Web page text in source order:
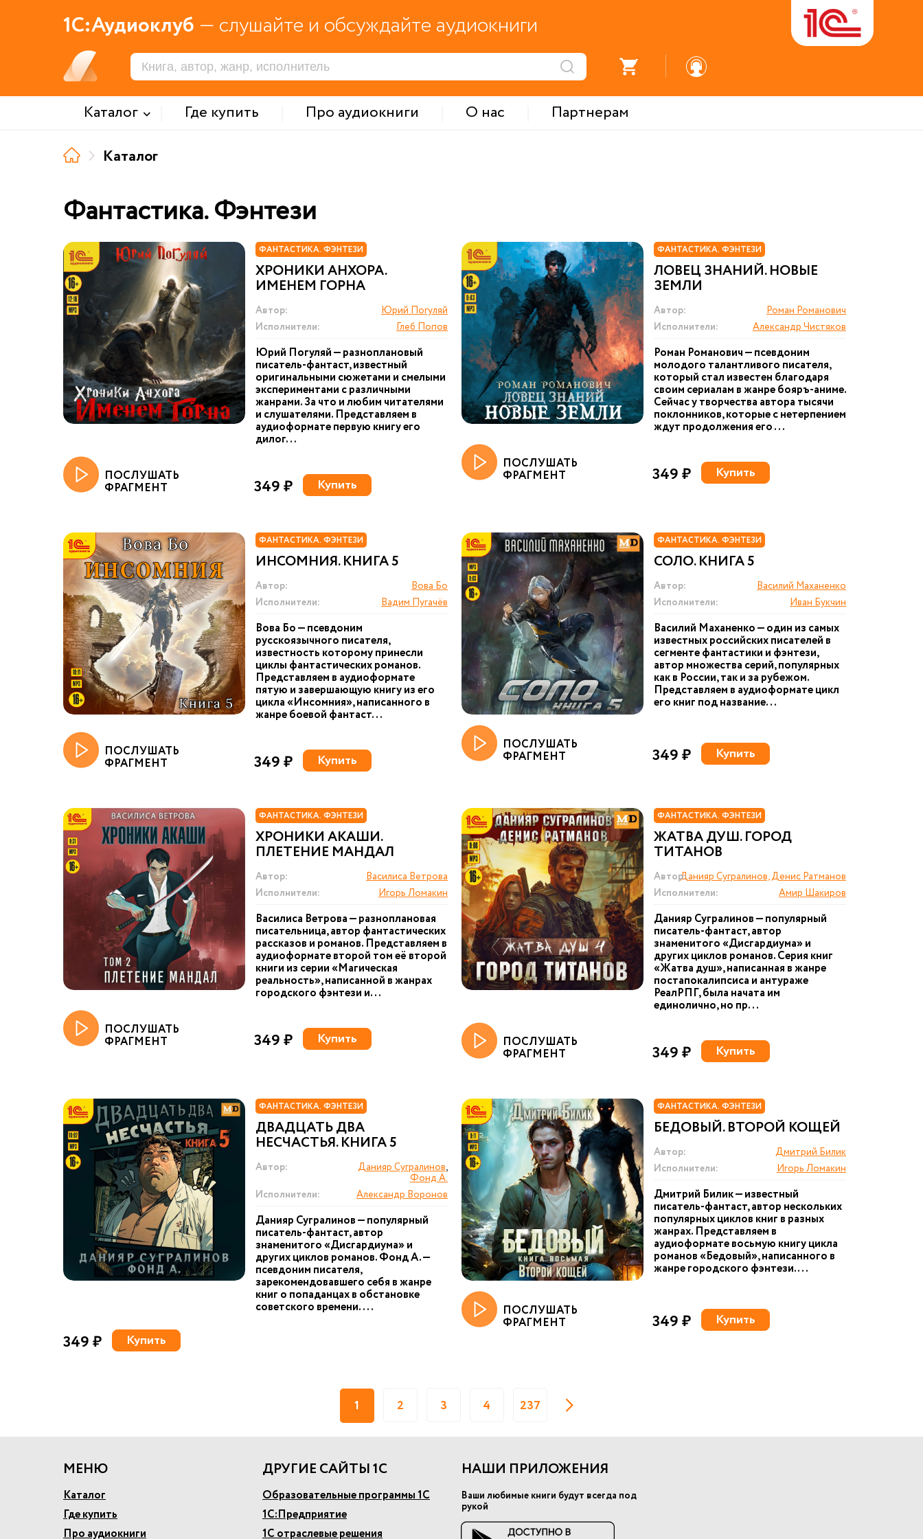
1С:Аудиоклуб — слушайте и обсуждайте аудиокниги
Каталог Где купить Про аудиокниги О нас
Партнерам
Каталог
Фантастика. Фэнтези
ФАНТАСТИКА. ФЭНТЕЗИ
ХРОНИКИ АНХОРА.
ИМЕНЕМ ГОРНА
Автор:
Юрий Погуляй
Исполнители:
Глеб Попов
Юрий Погуляй — разноплановый
писатель-фантаст, известный
оригинальными сюжетами и смелыми
экспериментами с различными
жанрами. За что и любим читателями
и слушателями. Представляем в
аудиоформате первую книгу его
дилог...
ПОСЛУШАТЬ
ФРАГМЕНТ 349 ₽ Купить
ФАНТАСТИКА. ФЭНТЕЗИ
ЛОВЕЦ ЗНАНИЙ. НОВЫЕ
ЗЕМЛИ
Автор:
Роман Романович
Исполнители:
Александр Чистяков
Роман Романович — псевдоним
молодого талантливого писателя,
который стал известен благодаря
своим сериалам в жанре бояръ-аниме.
Сейчас у творчества автора тысячи
поклонников, которые с нетерпением
ждут продолжения его ...
ПОСЛУШАТЬ
ФРАГМЕНТ 349 ₽ Купить
ФАНТАСТИКА. ФЭНТЕЗИ
ИНСОМНИЯ. КНИГА 5
Автор:
Вова Бо
Исполнители:
Вадим Пугачёв
Вова Бо — псевдоним
русскоязычного писателя,
известность которому принесли
циклы фантастических романов.
Представляем в аудиоформате
пятую и завершающую книгу из его
цикла «Инсомния», написанного в
жанре боевой фантаст...
ПОСЛУШАТЬ
ФРАГМЕНТ 349 ₽ Купить
ФАНТАСТИКА. ФЭНТЕЗИ
СОЛО. КНИГА 5
Автор:
Василий Маханенко
Исполнители:
Иван Букчин
Василий Маханенко — один из самых
известных российских писателей в
сегменте фантастики и фэнтези,
автор множества серий, популярных
как в России, так и за рубежом.
Представляем в аудиоформате цикл
его книг под название...
ПОСЛУШАТЬ
ФРАГМЕНТ 349 ₽ Купить
ФАНТАСТИКА. ФЭНТЕЗИ
ХРОНИКИ АКАШИ.
ПЛЕТЕНИЕ МАНДАЛ
Автор:
Василиса Ветрова
Исполнители:
Игорь Ломакин
Василиса Ветрова — разноплановая
писательница, автор фантастических
рассказов и романов. Представляем в
аудиоформате второй том её второй
книги из серии «Магическая
реальность», написанной в жанрах
городского фэнтези и...
ПОСЛУШАТЬ
ФРАГМЕНТ 349 ₽ Купить
ФАНТАСТИКА. ФЭНТЕЗИ
ЖАТВА ДУШ. ГОРОД
ТИТАНОВ
Автор:Данияр Сугралинов, Денис Ратманов
Исполнители:
Амир Шакиров
Данияр Сугралинов — популярный
писатель-фантаст, автор
знаменитого «Дисгардиума» и
других циклов романов. Серия книг
«Жатва душ», написанная в жанре
постапокалипсиса и антураже
РеалРПГ, была начата им
единолично, но пр...
ПОСЛУШАТЬ
ФРАГМЕНТ 349 ₽ Купить
ФАНТАСТИКА. ФЭНТЕЗИ
ДВАДЦАТЬ ДВА
НЕСЧАСТЬЯ. КНИГА 5
Автор: Данияр Сугралинов,
Фонд А.
Исполнители:
Александр Воронов
Данияр Сугралинов — популярный
писатель-фантаст, автор
знаменитого «Дисгардиума» и
других циклов романов. Фонд А. —
псевдоним писателя,
зарекомендовавшего себя в жанре
книг о попаданцах в обстановке
советского времени....
349 ₽ Купить
ФАНТАСТИКА. ФЭНТЕЗИ
БЕДОВЫЙ. ВТОРОЙ КОЩЕЙ
Автор:
Дмитрий Билик
Исполнители:
Игорь Ломакин
Дмитрий Билик — известный
писатель-фантаст, автор нескольких
популярных циклов книг в разных
жанрах. Представляем в
аудиоформате восьмую книгу цикла
романов «Бедовый», написанного в
жанре городского фэнтези. ...
ПОСЛУШАТЬ
ФРАГМЕНТ 349 ₽ Купить
1 2 3 4 237
МЕНЮ
Каталог
Где купить
Про аудиокниги
ДРУГИЕ САЙТЫ 1С
Образовательные программы 1С
1С:Предприятие
1С отраслевые решения
НАШИ ПРИЛОЖЕНИЯ
Ваши любимые книги будут всегда под
рукой